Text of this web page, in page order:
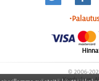
© 2006-
Koodauksen: